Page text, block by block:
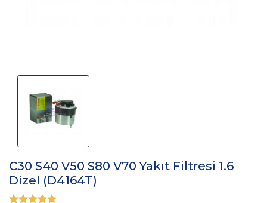
C30 S40 V50 S80 V70 Yakıt Filtresi 1.6
Dizel (D4164T)